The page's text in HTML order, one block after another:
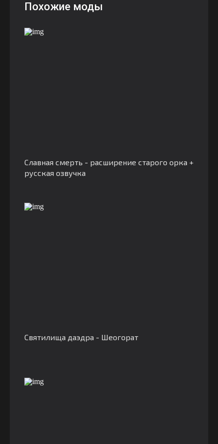
Похожие моды
Славная смерть - расширение старого орка +
русская озвучка
Святилища даэдра - Шеогорат